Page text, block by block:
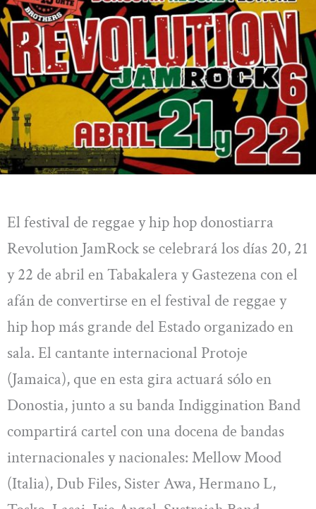
El festival de reggae y hip hop donostiarra
Revolution JamRock se celebrará los días 20, 21
y 22 de abril en Tabakalera y Gastezena con el
afán de convertirse en el festival de reggae y
hip hop más grande del Estado organizado en
sala. El cantante internacional Protoje
(Jamaica), que en esta gira actuará sólo en
Donostia, junto a su banda Indiggination Band
compartirá cartel con una docena de bandas
internacionales y nacionales: Mellow Mood
(Italia), Dub Files, Sister Awa, Hermano L,